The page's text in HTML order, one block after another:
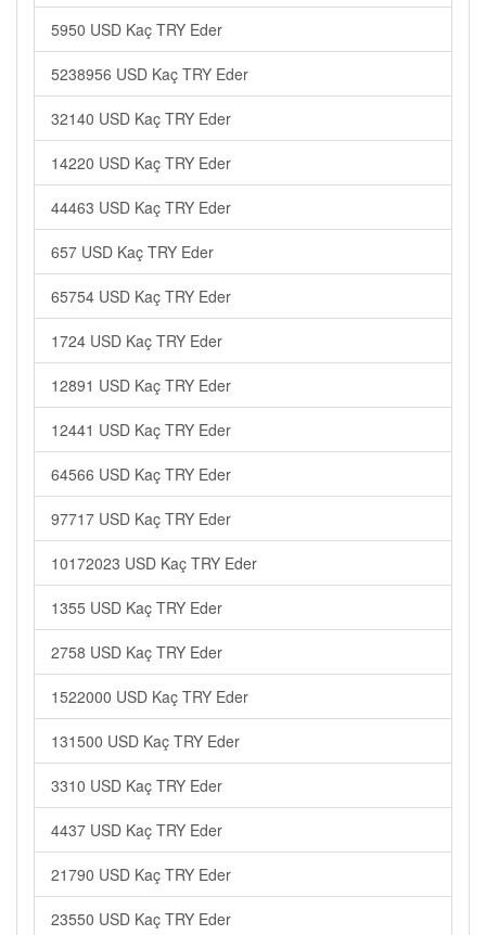
5950 USD Kaç TRY Eder
5238956 USD Kaç TRY Eder
32140 USD Kaç TRY Eder
14220 USD Kaç TRY Eder
44463 USD Kaç TRY Eder
657 USD Kaç TRY Eder
65754 USD Kaç TRY Eder
1724 USD Kaç TRY Eder
12891 USD Kaç TRY Eder
12441 USD Kaç TRY Eder
64566 USD Kaç TRY Eder
97717 USD Kaç TRY Eder
10172023 USD Kaç TRY Eder
1355 USD Kaç TRY Eder
2758 USD Kaç TRY Eder
1522000 USD Kaç TRY Eder
131500 USD Kaç TRY Eder
3310 USD Kaç TRY Eder
4437 USD Kaç TRY Eder
21790 USD Kaç TRY Eder
23550 USD Kaç TRY Eder